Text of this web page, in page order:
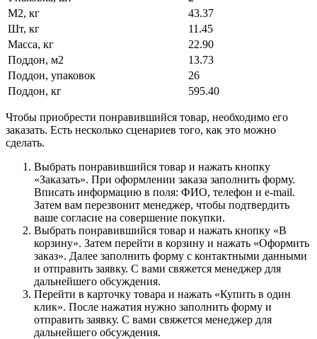
М2, кг
43.37
Шт, кг
11.45
Масса, кг
22.90
Поддон, м2
13.73
Поддон, упаковок
26
Поддон, кг
595.40
Чтобы приобрести понравившийся товар, необходимо его
заказать. Есть несколько сценариев того, как это можно
сделать.
Выбрать понравившийся товар и нажать кнопку
«Заказать». При оформлении заказа заполнить форму.
Вписать информацию в поля: ФИО, телефон и e-mail.
Затем вам перезвонит менеджер, чтобы подтвердить
ваше согласие на совершение покупки.
Выбрать понравившийся товар и нажать кнопку «В
корзину». Затем перейти в корзину и нажать «Оформить
заказ». Далее заполнить форму с контактными данными
и отправить заявку. С вами свяжется менеджер для
дальнейшего обсуждения.
Перейти в карточку товара и нажать «Купить в один
клик». После нажатия нужно заполнить форму и
отправить заявку. С вами свяжется менеджер для
дальнейшего обсуждения.